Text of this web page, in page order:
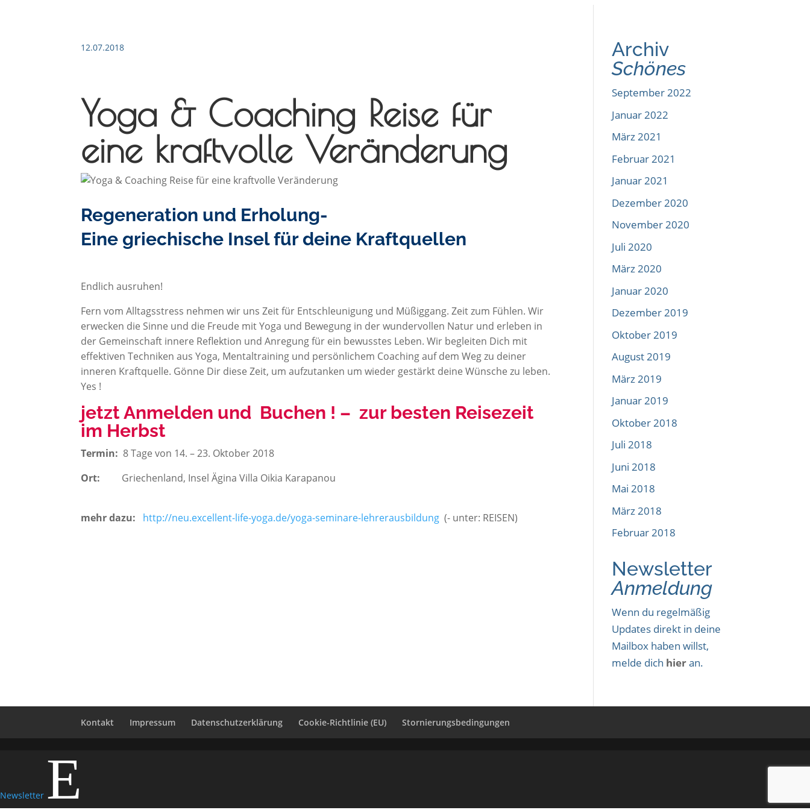
12.07.2018
Yoga & Coaching Reise für
eine kraftvolle Veränderung
Regeneration und Erholung-
Eine griechische Insel für deine Kraftquellen
Endlich ausruhen!
Fern vom Alltagsstress nehmen wir uns Zeit für Entschleunigung und Müßiggang. Zeit zum Fühlen. Wir
erwecken die Sinne und die Freude mit Yoga und Bewegung in der wundervollen Natur und erleben in
der Gemeinschaft innere Reflektion und Anregung für ein bewusstes Leben. Wir begleiten Dich mit
effektiven Techniken aus Yoga, Mentaltraining und persönlichem Coaching auf dem Weg zu deiner
inneren Kraftquelle. Gönne Dir diese Zeit, um aufzutanken um wieder gestärkt deine Wünsche zu leben.
Yes !
jetzt Anmelden und Buchen ! – zur besten Reisezeit
im Herbst
Termin: 8 Tage von 14. – 23. Oktober 2018
Ort:
Griechenland, Insel Ägina Villa Oikia Karapanou
mehr dazu: http://neu.excellent-life-yoga.de/yoga-seminare-lehrerausbildung (- unter: REISEN)
Archiv
Schönes
September 2022
Januar 2022
März 2021
Februar 2021
Januar 2021
Dezember 2020
November 2020
Juli 2020
März 2020
Januar 2020
Dezember 2019
Oktober 2019
August 2019
März 2019
Januar 2019
Oktober 2018
Juli 2018
Juni 2018
Mai 2018
März 2018
Februar 2018
Newsletter
Anmeldung
Wenn du regelmäßig
Updates direkt in deine
Mailbox haben willst,
melde dich hieran.
Kontakt Impressum Datenschutzerklärung Cookie-Richtlinie (EU) Stornierungsbedingungen
Newsletter E